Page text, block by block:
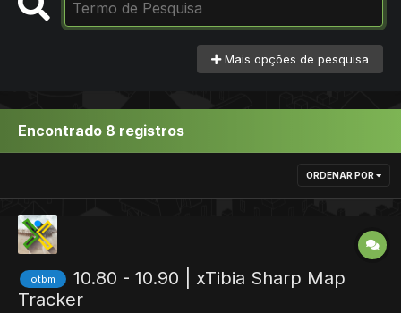
Mais opções de pesquisa
Encontrado 8 registros
ORDENAR POR
otbm
10.80 - 10.90 | xTibia Sharp Map
Tracker